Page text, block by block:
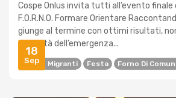
18
Sep
Cospe Onlus invita tutti all’evento
F.O.R.N.O. Formare Orientare
giunge al termine con ottimi risultati,
difficoltà dell’emergenza...
Donne Migranti Festa Forno Di